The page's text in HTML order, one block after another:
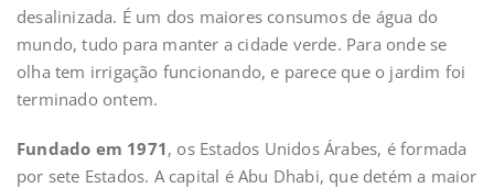
desalinizada. É um dos maiores consumos de água do
mundo, tudo para manter a cidade verde. Para onde se
olha tem irrigação funcionando, e parece que o jardim foi
terminado ontem.
Fundado em 1971, os Estados Unidos Árabes, é formada
por sete Estados. A capital é Abu Dhabi, que detém a maior